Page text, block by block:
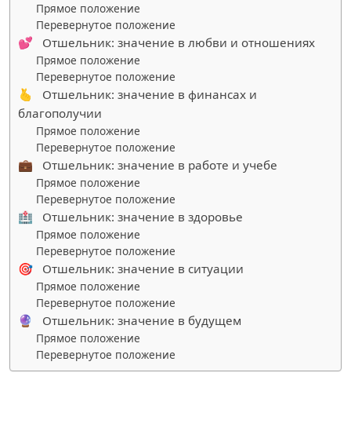
Прямое положение
Перевернутое положение
💕 Отшельник: значение в любви и отношениях
Прямое положение
Перевернутое положение
🫰 Отшельник: значение в финансах и
благополучии
Прямое положение
Перевернутое положение
💼 Отшельник: значение в работе и учебе
Прямое положение
Перевернутое положение
🏥 Отшельник: значение в здоровье
Прямое положение
Перевернутое положение
🎯 Отшельник: значение в ситуации
Прямое положение
Перевернутое положение
🔮 Отшельник: значение в будущем
Прямое положение
Перевернутое положение